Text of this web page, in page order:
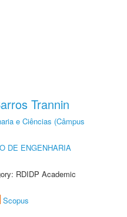
Trannin
e Ciências (Câmpus
DE ENGENHARIA
RDIDP Academic
Scopus